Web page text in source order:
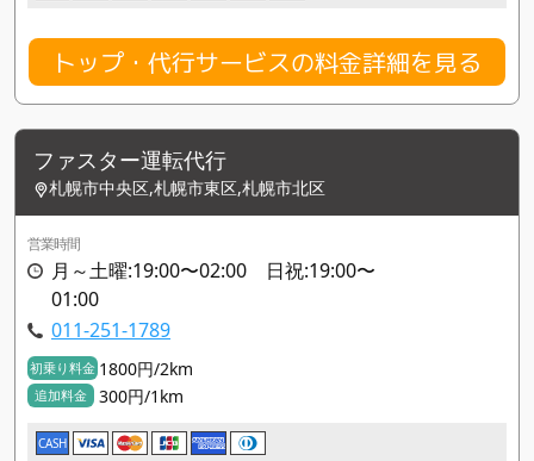
トップ・代行サービスの料金詳細を見る
ファスター運転代行
札幌市中央区,札幌市東区,札幌市北区
営業時間
月～土曜:19:00〜02:00 日祝:19:00〜
01:00
011-251-1789
初乗り料金 1800円/2km
追加料金 300円/1km
CASH